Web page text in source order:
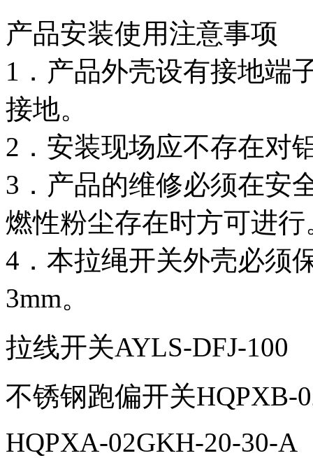
产品安装使用注意事项
1．产品外壳设有接地端
接地。
2．安装现场应不存在对
3．产品的维修必须在安
燃性粉尘存在时方可进
4．本拉绳开关外壳必须
3mm。
拉线开关AYLS-DFJ-100
不锈钢跑偏开关HQPXB-
HQPXA-02GKH-20-30-A